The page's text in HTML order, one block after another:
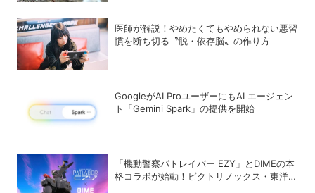
医師が解説！やめたくてもやめられない悪習
慣を断ち切る〝脱・依存脳〟の作り方
GoogleがAI ProユーザーにもAI エージェン
ト「Gemini Spark」の提供を開始
「機動警察パトレイバー EZY」とDIMEの本
格コラボが始動！ビクトリノックス・東洋ス